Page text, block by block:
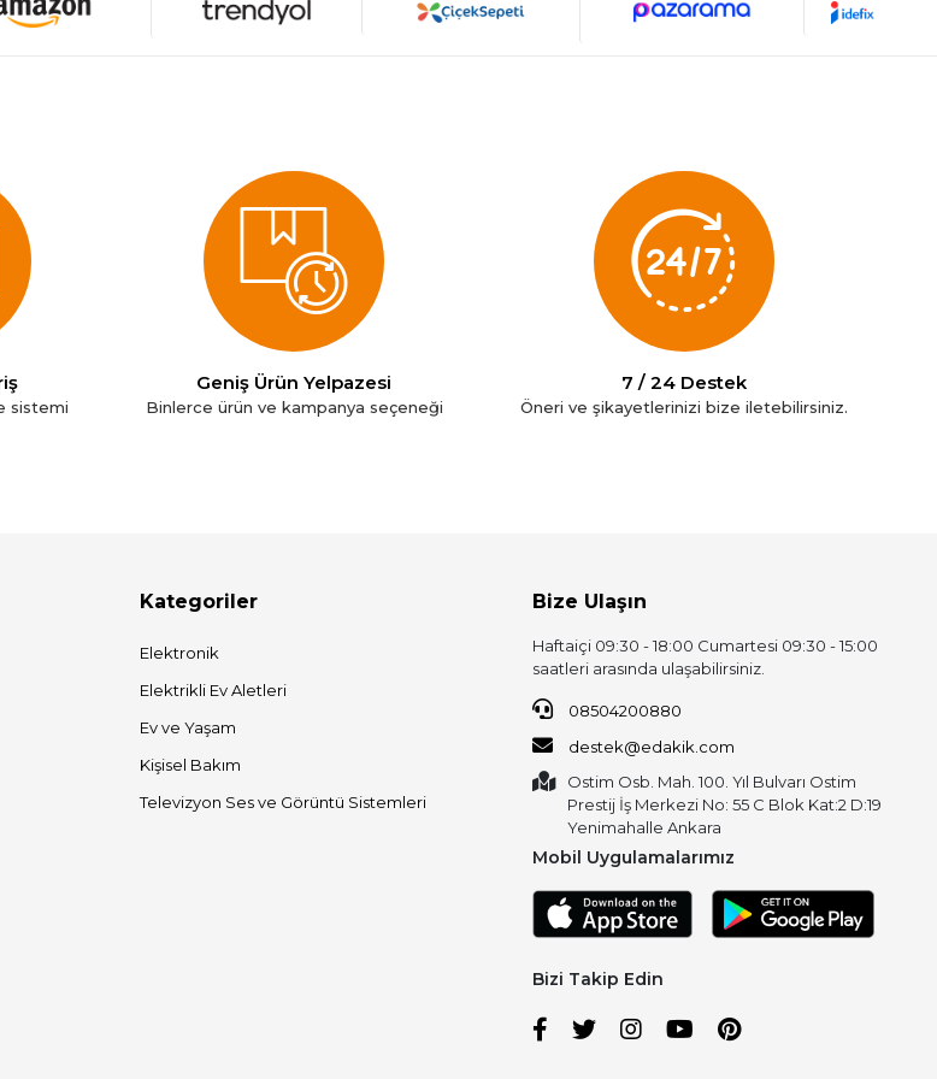
sistemi
Geniş Ürün Yelpazesi
Binlerce ürün ve kampanya seçeneği
7 / 24 Destek
Öneri ve şikayetlerinizi bize iletebilirsiniz.
Kategoriler
Elektronik
Elektrikli Ev Aletleri
Ev ve Yaşam
Kişisel Bakım
Televizyon Ses ve Görüntü Sistemleri
Bize Ulaşın
Haftaiçi 09:30 - 18:00 Cumartesi 09:30 - 15:00
saatleri arasında ulaşabilirsiniz.
08504200880
destek@edakik.com
Ostim Osb. Mah. 100. Yıl Bulvarı Ostim
Prestij İş Merkezi No: 55 C Blok Kat:2 D:19
Yenimahalle Ankara
Mobil Uygulamalarımız
Bizi Takip Edin